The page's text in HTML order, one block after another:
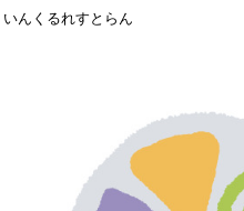
いんくるれすとらん